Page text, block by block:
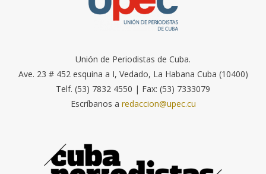
Unión de Periodistas de Cuba.
Ave. 23 # 452 esquina a I, Vedado, La Habana Cuba (10400)
Telf. (53) 7832 4550 | Fax: (53) 7333079
Escríbanos a redaccion@upec.cu